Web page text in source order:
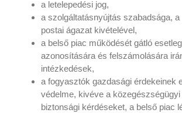
a letelepedési jog,
a szolgáltatásnyújtás szabadsága,
postai ágazat kivételével,
a belső piac működését gátló
azonosítására és felszámolására
intézkedések,
a fogyasztók gazdasági érdekeinek
védelme, kivéve a
biztonsági kérdéseket, a belső piac